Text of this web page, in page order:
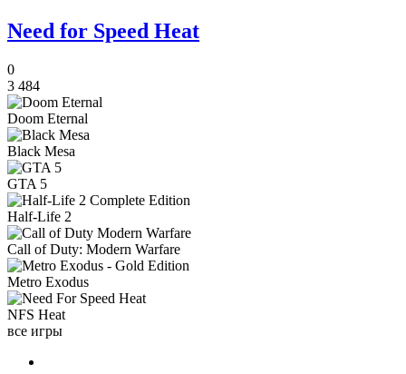
Need for Speed Heat
0
3 484
Doom Eternal
Black Mesa
GTA 5
Half-Life 2
Call of Duty: Modern Warfare
Metro Exodus
NFS Heat
все игры